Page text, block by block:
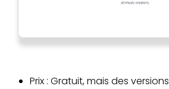
Prix : Gratuit, mais des